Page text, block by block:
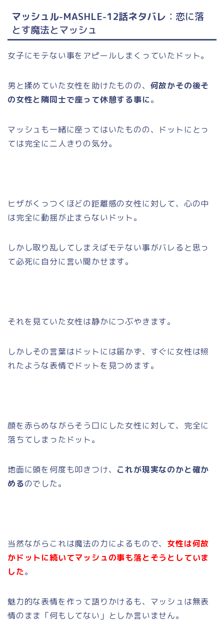
マッシュル-MASHLE-12話ネタバレ ：恋に落
とす魔法とマッシュ
女子にモテない事をアピールしまくっていたドット。
男と揉めていた女性を助けたものの、 何故かその後そ
の女性と隣同士で座って休憩する事に。
マッシュも一緒に座ってはいたものの、ドットにとっ
ては完全に二人きりの気分。
ヒザがくっつくほどの距離感の女性に対して、心の中
は完全に動揺が止まらないドット。
しかし取り乱してしまえばモテない事がバレると思っ
て必死に自分に言い聞かせます。
それを見ていた女性は静かにつぶやきます。
しかしその言葉はドットには届かず、すぐに女性は照
れたような表情でドットを見つめます。
顔を赤らめながらそう口にした女性に対して、完全に
落ちてしまったドット。
地面に頭を何度も叩きつけ、 これが現実なのかと確か
めるのでした。
当然ながらこれは魔法の力によるもので、 女性は何故
かドットに続いてマッシュの事も落とそうとしていま
した。
魅力的な表情を作って語りかけるも、マッシュは無表
情のまま「何もしてない」としか言いません。